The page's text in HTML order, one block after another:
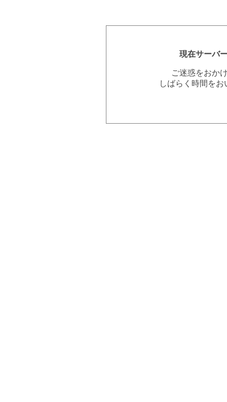
現在サーバ
ご迷惑をおか
しばらく時間を